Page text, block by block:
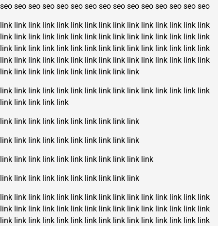
seo seo seo seo seo seo seo seo seo seo seo seo seo seo seo
link link link link link link link link link link link link link link link
link link link link link link link link link link link link link link link
link link link link link link link link link link link link link link link
link link link link link link link link link link link link link link link
link link link link link link link link link link
link link link link link link link link link link link link link link link
link link link link link
link link link link link link link link link link
link link link link link link link link link link
link link link link link link link link link link link
link link link link link link link link link link
link link link link link link link link link link link link link link link
link link link link link link link link link link link link link link link
link link link link link link link link link link link link link link link